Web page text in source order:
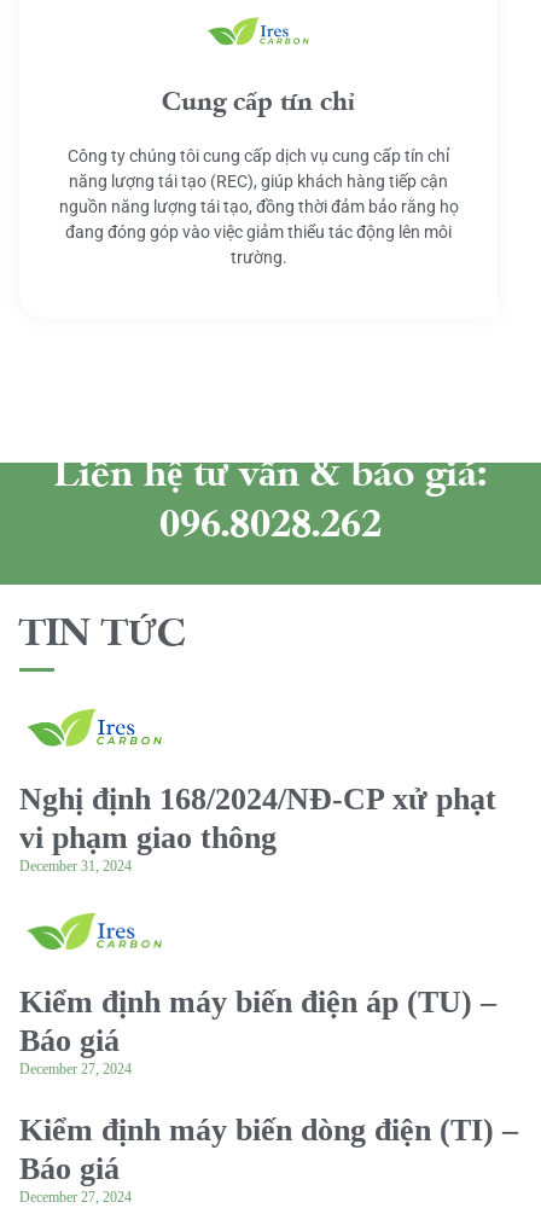
Cung cấp tín chỉ
Công ty chúng tôi cung cấp dịch vụ cung cấp tín chỉ
năng lượng tái tạo (REC), giúp khách hàng tiếp cận
nguồn năng lượng tái tạo, đồng thời đảm bảo rằng họ
đang đóng góp vào việc giảm thiểu tác động lên môi
trường.
Liên hệ tư vấn & báo giá:
096.8028.262
TIN TỨC
Nghị định 168/2024/NĐ-CP xử phạt
vi phạm giao thông
December 31, 2024
Kiểm định máy biến điện áp (TU) –
Báo giá
December 27, 2024
Kiểm định máy biến dòng điện (TI) –
Báo giá
December 27, 2024